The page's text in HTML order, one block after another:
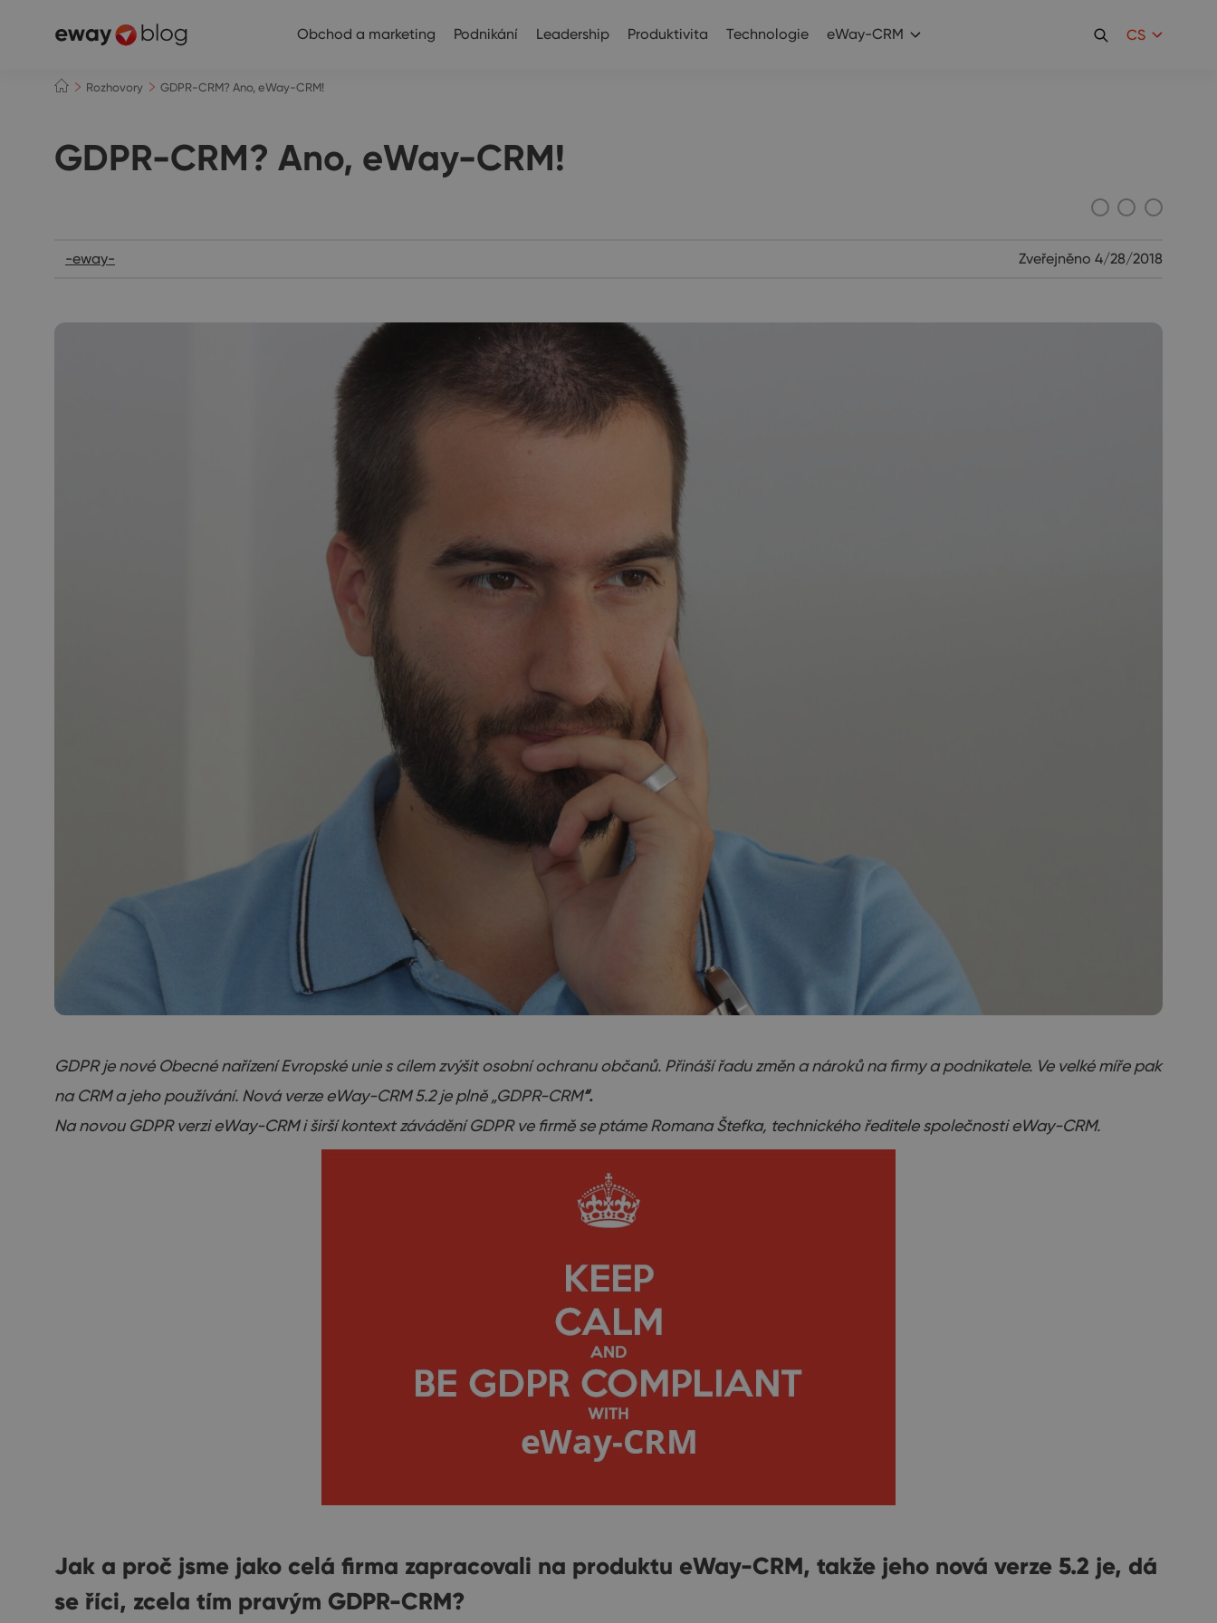
Obchod a marketing Podnikání Leadership Produktivita Technologie eWay-CRM CS
Rozhovory GDPR-CRM? Ano, eWay-CRM!
GDPR-CRM? Ano, eWay-CRM!
-eway- Zveřejněno 4/28/2018
GDPR je nové Obecné nařízení Evropské unie s cílem zvýšit osobní ochranu občanů. Přináší řadu změn a nároků na firmy a podnikatele. Ve velké míře pak
na CRM a jeho používání. Nová verze eWay-CRM 5.2 je plně „GDPR-CRM“.
Na novou GDPR verzi eWay-CRM i širší kontext závádění GDPR ve firmě se ptáme Romana Štefka, technického ředitele společnosti eWay-CRM.
Jak a proč jsme jako celá firma zapracovali na produktu eWay-CRM, takže jeho nová verze 5.2 je, dá
se říci, zcela tím pravým GDPR-CRM?